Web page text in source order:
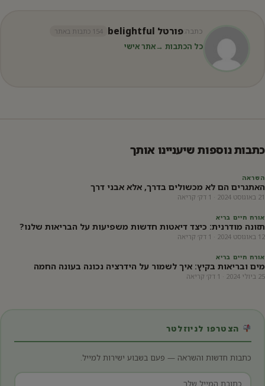
כתבה:פורטל belightful 154 כתבות באתר
כל הכתבות →אתר אישי
כתבות נוספות שיעניינו אותך
השראה
האתגרים הם לא מכשולים בדרך, אלא אבני דרך
21 באוגוסט 2024 · 1 דק׳ קריאה
אורח חיים בריא
תזונה מודרנית: כיצד דיאטות חדשות משפיעות על הבריאות שלנו?
12 באוגוסט 2024 · 1 דק׳ קריאה
אורח חיים בריא
מים ובריאות בקיץ: איך לשמור על הידרציה נכונה בעונה החמה
25 ביולי 2024 · 1 דק׳ קריאה
הצטרפו לניוזלטר
כתבות חדשות והשראה — פעם בשבוע ישירות למייל.